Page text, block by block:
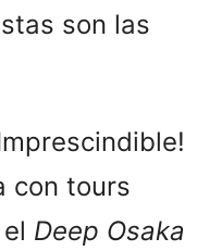
son las
con tours
Deep Osaka